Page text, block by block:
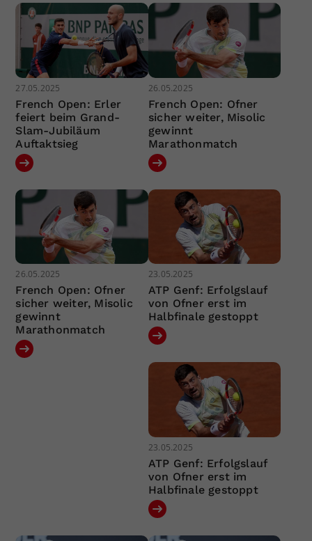
27.05.2025
French Open: Erler
feiert beim Grand-
Slam-Jubiläum
Auftaktsieg
26.05.2025
French Open: Ofner
sicher weiter, Misolic
gewinnt
Marathonmatch
26.05.2025
French Open: Ofner
sicher weiter, Misolic
gewinnt
Marathonmatch
23.05.2025
ATP Genf: Erfolgslauf
von Ofner erst im
Halbfinale gestoppt
23.05.2025
ATP Genf: Erfolgslauf
von Ofner erst im
Halbfinale gestoppt